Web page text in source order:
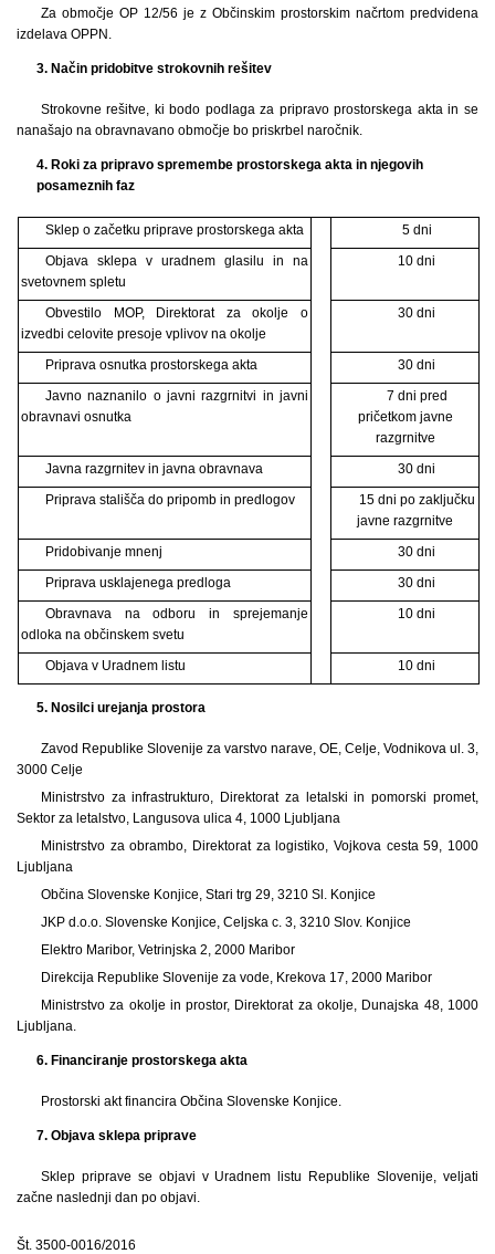
Za območje OP 12/56 je z Občinskim prostorskim načrtom predvidena
izdelava OPPN.
3. Način pridobitve strokovnih rešitev
Strokovne rešitve, ki bodo podlaga za pripravo prostorskega akta in se
nanašajo na obravnavano območje bo priskrbel naročnik.
4. Roki za pripravo spremembe prostorskega akta in njegovih
posameznih faz
Sklep o začetku priprave prostorskega akta
5 dni
Objava sklepa v uradnem glasilu in na
svetovnem spletu
10 dni
Obvestilo MOP, Direktorat za okolje o
izvedbi celovite presoje vplivov na okolje
30 dni
Priprava osnutka prostorskega akta
30 dni
Javno naznanilo o javni razgrnitvi in javni
obravnavi osnutka
7 dni pred
pričetkom javne
razgrnitve
Javna razgrnitev in javna obravnava
30 dni
Priprava stališča do pripomb in predlogov
15 dni po zaključku
javne razgrnitve
Pridobivanje mnenj
30 dni
Priprava usklajenega predloga
30 dni
Obravnava na odboru in sprejemanje
odloka na občinskem svetu
10 dni
Objava v Uradnem listu 10 dni
5. Nosilci urejanja prostora
Zavod Republike Slovenije za varstvo narave, OE, Celje, Vodnikova ul. 3,
3000 Celje
Ministrstvo za infrastrukturo, Direktorat za letalski in pomorski promet,
Sektor za letalstvo, Langusova ulica 4, 1000 Ljubljana
Ministrstvo za obrambo, Direktorat za logistiko, Vojkova cesta 59, 1000
Ljubljana
Občina Slovenske Konjice, Stari trg 29, 3210 Sl. Konjice
JKP d.o.o. Slovenske Konjice, Celjska c. 3, 3210 Slov. Konjice
Elektro Maribor, Vetrinjska 2, 2000 Maribor
Direkcija Republike Slovenije za vode, Krekova 17, 2000 Maribor
Ministrstvo za okolje in prostor, Direktorat za okolje, Dunajska 48, 1000
Ljubljana.
6. Financiranje prostorskega akta
Prostorski akt financira Občina Slovenske Konjice.
7. Objava sklepa priprave
Sklep priprave se objavi v Uradnem listu Republike Slovenije, veljati
začne naslednji dan po objavi.
Št. 3500-0016/2016